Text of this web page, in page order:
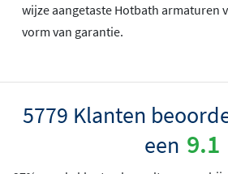
wijze aangetaste Hotbath armaturen
vorm van garantie.
5779 Klanten
een 9.1